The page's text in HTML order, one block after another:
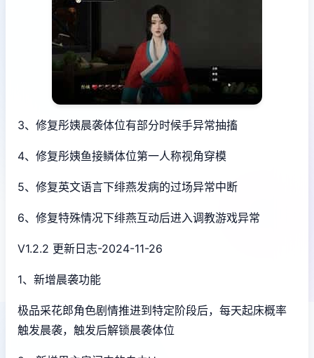
3、修复彤姨晨袭体位有部分时候手异常抽搐
4、修复彤姨鱼接鳞体位第一人称视角穿模
5、修复英文语言下绯燕发病的过场异常中断
6、修复特殊情况下绯燕互动后进入调教游戏异常
V1.2.2 更新日志-2024-11-26
1、新增晨袭功能
极品采花郎角色剧情推进到特定阶段后，每天起床概率
触发晨袭，触发后解锁晨袭体位